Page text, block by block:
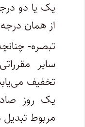
یک یا دو
از همان
تبصره-
سایر
تخفیف
یک روز
مربوط